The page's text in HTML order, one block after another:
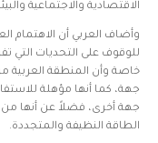
الاقتصادية والاجتماعية
وأضاف العربي أن الاهتمام
للوقوف على التحديات التي
خاصة وأن المنطقة العربية
جهة، كما أنها مؤهلة
جهة أخرى، فضلاً عن أنها من
الطاقة النظيفة والمتجددة.